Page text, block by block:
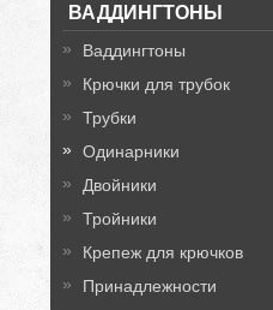
ВАДДИНГТОНЫ
Ваддингтоны
Крючки для трубок
Трубки
Одинарники
Двойники
Тройники
Крепеж для крючков
Принадлежности